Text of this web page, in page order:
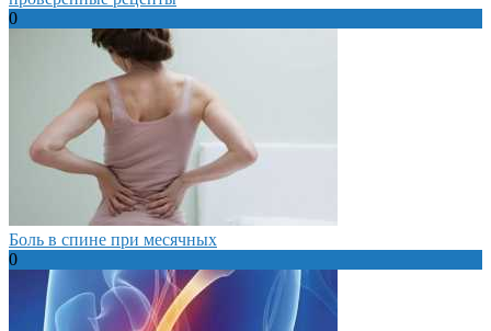
0
Боль в спине при месячных
0